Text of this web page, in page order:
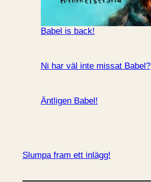
Babel is back!
Ni har väl inte missat Babel?
Äntligen Babel!
Slumpa fram ett inlägg!